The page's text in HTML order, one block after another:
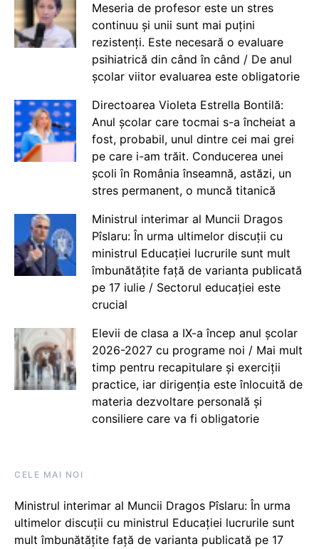
Meseria de profesor este un stres
continuu și unii sunt mai puțini
rezistenți. Este necesară o evaluare
psihiatrică din când în când / De anul
școlar viitor evaluarea este obligatorie
Directoarea Violeta Estrella Bontilă:
Anul școlar care tocmai s-a încheiat a
fost, probabil, unul dintre cei mai grei
pe care i-am trăit. Conducerea unei
școli în România înseamnă, astăzi, un
stres permanent, o muncă titanică
Ministrul interimar al Muncii Dragos
Pîslaru: În urma ultimelor discuții cu
ministrul Educației lucrurile sunt mult
îmbunătățite față de varianta publicată
pe 17 iulie / Sectorul educației este
crucial
Elevii de clasa a IX-a încep anul școlar
2026-2027 cu programe noi / Mai mult
timp pentru recapitulare și exerciții
practice, iar dirigenția este înlocuită de
materia dezvoltare personală și
consiliere care va fi obligatorie
CELE MAI NOI
Ministrul interimar al Muncii Dragos Pîslaru: În urma
ultimelor discuții cu ministrul Educației lucrurile sunt
mult îmbunătățite față de varianta publicată pe 17